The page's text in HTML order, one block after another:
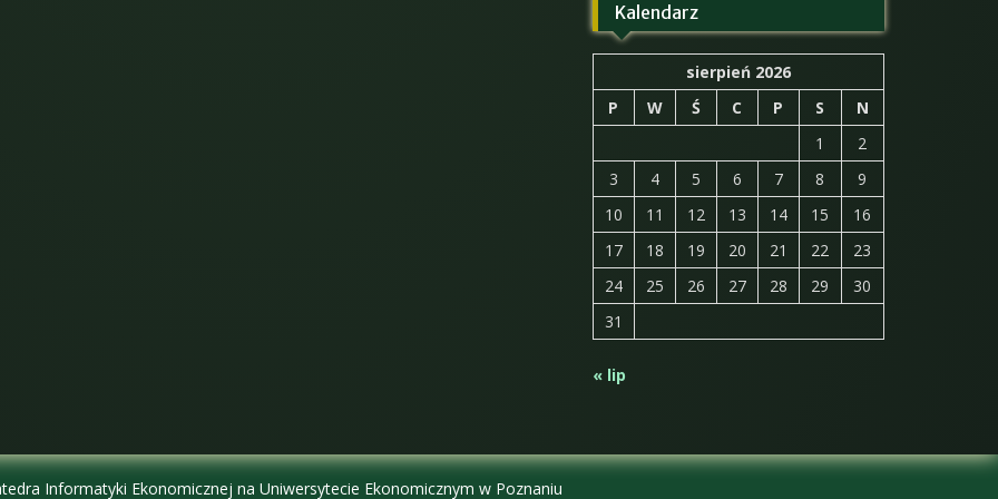
Kalendarz
sierpień 2026
P
W Ś C P S
N
1
2
3
4 5 6 7 8
9
10
11 12 13 14 15
16
17
18 19 20 21 22
23
24
25 26 27 28 29
30
31
« lip
Informatyki Ekonomicznej na Uniwersytecie Ekonomicznym w Poznaniu